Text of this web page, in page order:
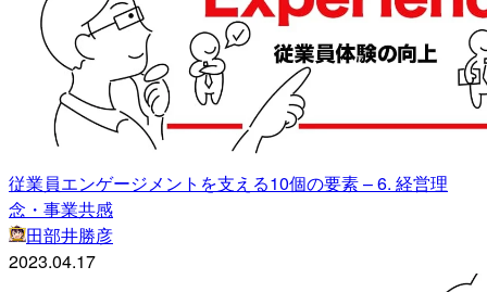
従業員エンゲージメントを支える10個の要素 – 6. 経営理
念・事業共感
田部井勝彦
2023.04.17